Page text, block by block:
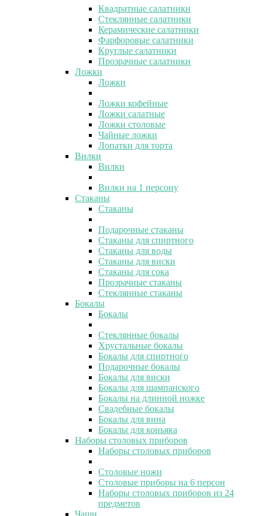
Квадратные салатники
Стеклянные салатники
Керамические салатники
Фарфоровые салатники
Круглые салатники
Прозрачные салатники
Ложки
Ложки
Ложки кофейные
Ложки салатные
Ложки столовые
Чайные ложки
Лопатки для торта
Вилки
Вилки
Вилки на 1 персону
Стаканы
Стаканы
Подарочные стаканы
Стаканы для спиртного
Стаканы для воды
Стаканы для виски
Стаканы для сока
Прозрачные стаканы
Стеклянные стаканы
Бокалы
Бокалы
Стеклянные бокалы
Хрустальные бокалы
Бокалы для спиртного
Подарочные бокалы
Бокалы для виски
Бокалы для шампанского
Бокалы на длинной ножке
Свадебные бокалы
Бокалы для вина
Бокалы для коньяка
Наборы столовых приборов
Наборы столовых приборов
Столовые ножи
Столовые приборы на 6 персон
Наборы столовых приборов из 24
предметов
Чаши